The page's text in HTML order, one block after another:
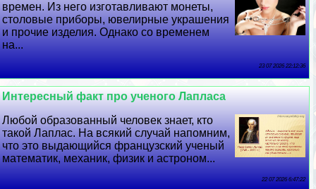
времен. Из него изготавливают монеты,
столовые приборы, ювелирные украшения
и прочие изделия. Однако со временем
на...
23 07 2026 22:12:36
Интересный факт про ученого Лапласа
Любой образованный человек знает, кто
такой Лаплас. На всякий случай напомним,
что это выдающийся французский ученый
математик, механик, физик и астроном...
22 07 2026 6:47:22